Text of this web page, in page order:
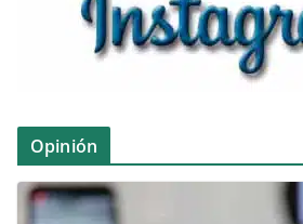
Opinión